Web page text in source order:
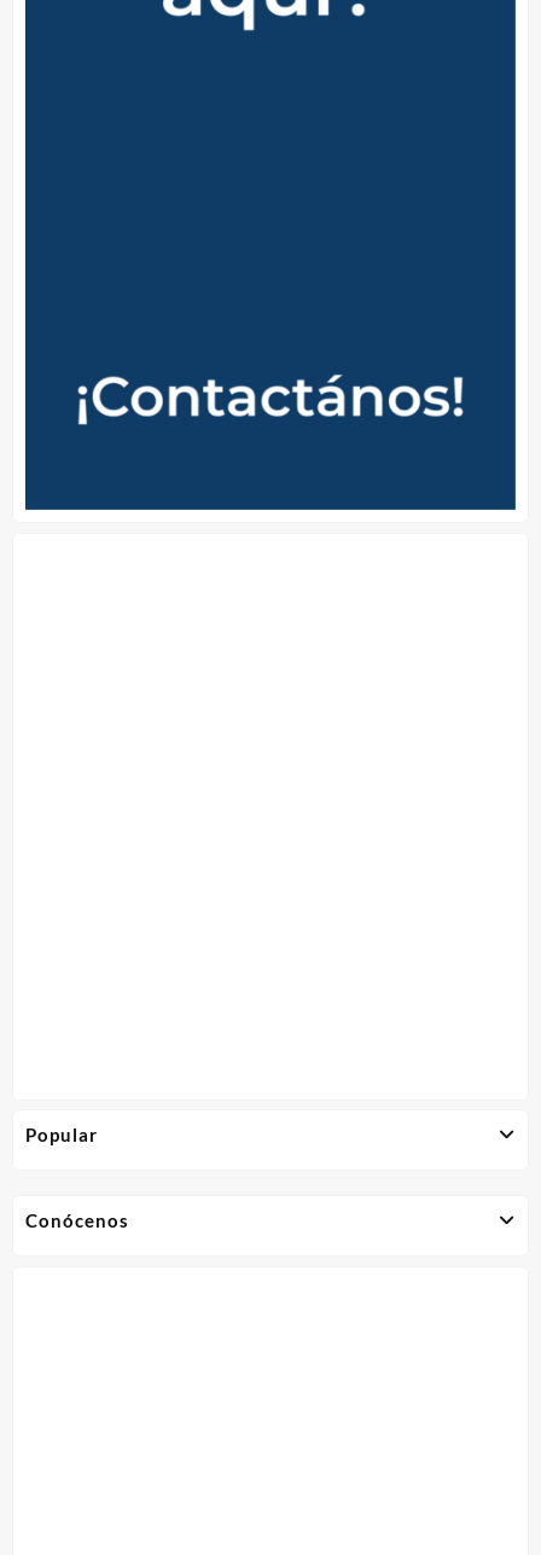
Popular
Conócenos